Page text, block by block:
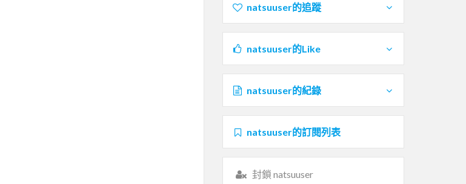
natsuuser的追蹤
natsuuser的Like
natsuuser的紀錄
natsuuser的訂閱列表
封鎖 natsuuser